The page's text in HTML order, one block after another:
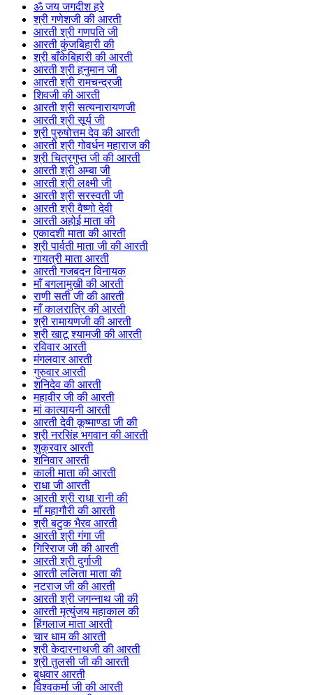
ॐ जय जगदीश हरे
श्री गणेशजी की आरती
आरती श्री गणपति जी
आरती कुंजबिहारी की
श्री बाँकेबिहारी की आरती
आरती श्री हनुमान जी
आरती श्री रामचन्द्रजी
शिवजी की आरती
आरती श्री सत्यनारायणजी
आरती श्री सूर्य जी
श्री पुरुषोत्तम देव की आरती
आरती श्री गोवर्धन महाराज की
श्री चित्रगुप्त जी की आरती
आरती श्री अम्बा जी
आरती श्री लक्ष्मी जी
आरती श्री सरस्वती जी
आरती श्री वैष्णो देवी
आरती अहोई माता की
एकादशी माता की आरती
श्री पार्वती माता जी की आरती
गायत्री माता आरती
आरती गजबदन विनायक
माँ बगलामुखी की आरती
राणी सती जी की आरती
माँ कालरात्रि की आरती
श्री रामायणजी की आरती
श्री खाटू श्यामजी की आरती
रविवार आरती
मंगलवार आरती
गुरुवार आरती
शनिदेव की आरती
महावीर जी की आरती
मां कात्यायनी आरती
आरती देवी कूष्माण्डा जी की
श्री नरसिंह भगवान की आरती
शुक्रवार आरती
शनिवार आरती
काली माता की आरती
राधा जी आरती
आरती श्री राधा रानी की
माँ महागौरी की आरती
श्री बटुक भैरव आरती
आरती श्री गंगा जी
गिरिराज जी की आरती
आरती श्री दुर्गाजी
आरती ललिता माता की
नटराज जी की आरती
आरती श्री जगन्नाथ जी की
आरती मृत्युंजय महाकाल की
हिंगलाज माता आरती
चार धाम की आरती
श्री केदारनाथजी की आरती
श्री तुलसी जी की आरती
बुधवार आरती
विश्वकर्मा जी की आरती